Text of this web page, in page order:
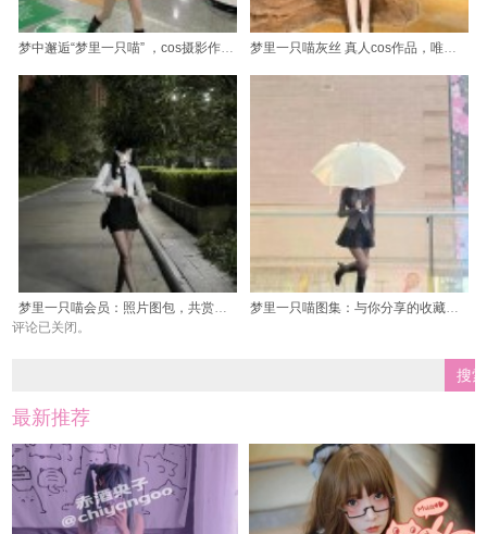
梦中邂逅“梦里一只喵” ，cos摄影作品集 梦里一只喵灰丝 真人cos作品，唯美绝伦。
梦里一只喵会员：照片图包，共赏一场唯美意境之旅。
梦里一只喵图集：与你分享的收藏，品味人生的诗情画意和不凡
评论已关闭。
最新推荐